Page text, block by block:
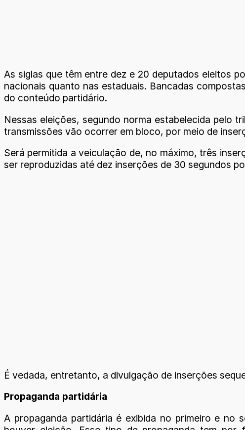
As siglas que têm entre dez e 20 deputados eleitos
nacionais quanto nas estaduais. Bancadas
do conteúdo partidário.
Nessas eleições, segundo norma estabelecida pelo
transmissões vão ocorrer em bloco, por meio de
Será permitida a veiculação de, no máximo, três
ser reproduzidas até dez inserções de 30 segundos
É vedada, entretanto, a divulgação de inserções
Propaganda partidária
A propaganda partidária é exibida no primeiro e no